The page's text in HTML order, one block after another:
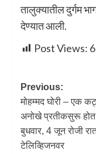
तालुक्यातील दुर्गम
देण्यात आली.
Post Views:
Previous:
मोहम्मद घोरी – एक
अनोखे प्रतीकसुरू होत
बुधवार, 4 जून रोजी
टेलिव्हिजनवर